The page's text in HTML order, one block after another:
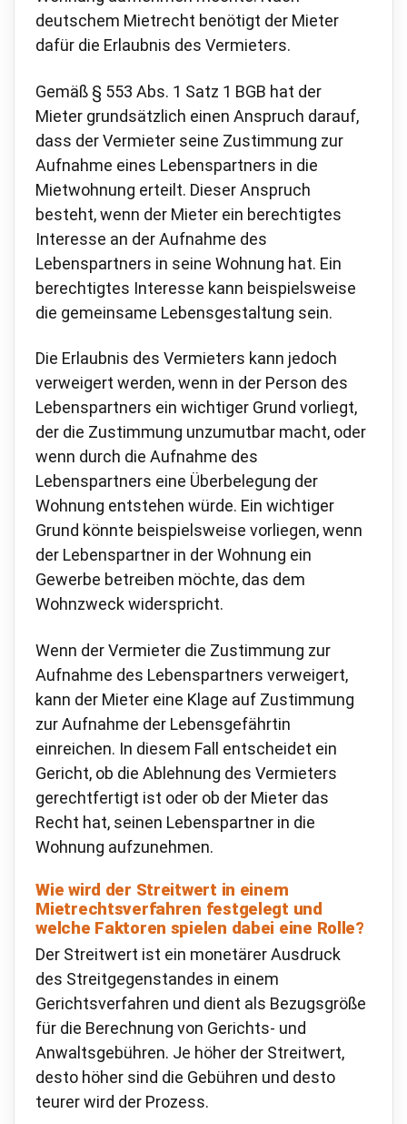
deutschem Mietrecht benötigt der Mieter
dafür die Erlaubnis des Vermieters.
Gemäß § 553 Abs. 1 Satz 1 BGB hat der
Mieter grundsätzlich einen Anspruch darauf,
dass der Vermieter seine Zustimmung zur
Aufnahme eines Lebenspartners in die
Mietwohnung erteilt. Dieser Anspruch
besteht, wenn der Mieter ein berechtigtes
Interesse an der Aufnahme des
Lebenspartners in seine Wohnung hat. Ein
berechtigtes Interesse kann beispielsweise
die gemeinsame Lebensgestaltung sein.
Die Erlaubnis des Vermieters kann jedoch
verweigert werden, wenn in der Person des
Lebenspartners ein wichtiger Grund vorliegt,
der die Zustimmung unzumutbar macht, oder
wenn durch die Aufnahme des
Lebenspartners eine Überbelegung der
Wohnung entstehen würde. Ein wichtiger
Grund könnte beispielsweise vorliegen, wenn
der Lebenspartner in der Wohnung ein
Gewerbe betreiben möchte, das dem
Wohnzweck widerspricht.
Wenn der Vermieter die Zustimmung zur
Aufnahme des Lebenspartners verweigert,
kann der Mieter eine Klage auf Zustimmung
zur Aufnahme der Lebensgefährtin
einreichen. In diesem Fall entscheidet ein
Gericht, ob die Ablehnung des Vermieters
gerechtfertigt ist oder ob der Mieter das
Recht hat, seinen Lebenspartner in die
Wohnung aufzunehmen.
Wie wird der Streitwert in einem
Mietrechtsverfahren festgelegt und
welche Faktoren spielen dabei eine Rolle?
Der Streitwert ist ein monetärer Ausdruck
des Streitgegenstandes in einem
Gerichtsverfahren und dient als Bezugsgröße
für die Berechnung von Gerichts- und
Anwaltsgebühren. Je höher der Streitwert,
desto höher sind die Gebühren und desto
teurer wird der Prozess.